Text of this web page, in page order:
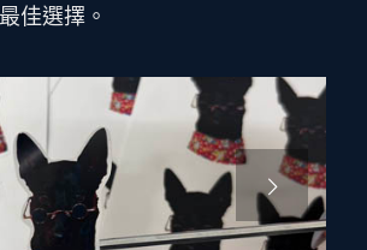
佳選擇。
下一頁